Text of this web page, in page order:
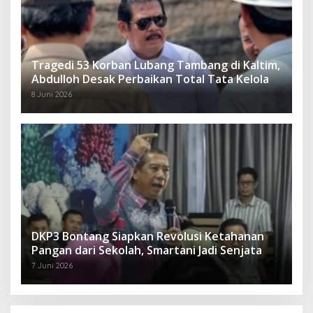
Tragedi 53 Korban Lubang Tambang di Kaltim,
Abdulloh Desak Perbaikan Total Tata Kelola
8 Juni 2026
DKP3 Bontang Siapkan Revolusi Ketahanan
Pangan dari Sekolah, Smartani Jadi Senjata
7 Juni 2026